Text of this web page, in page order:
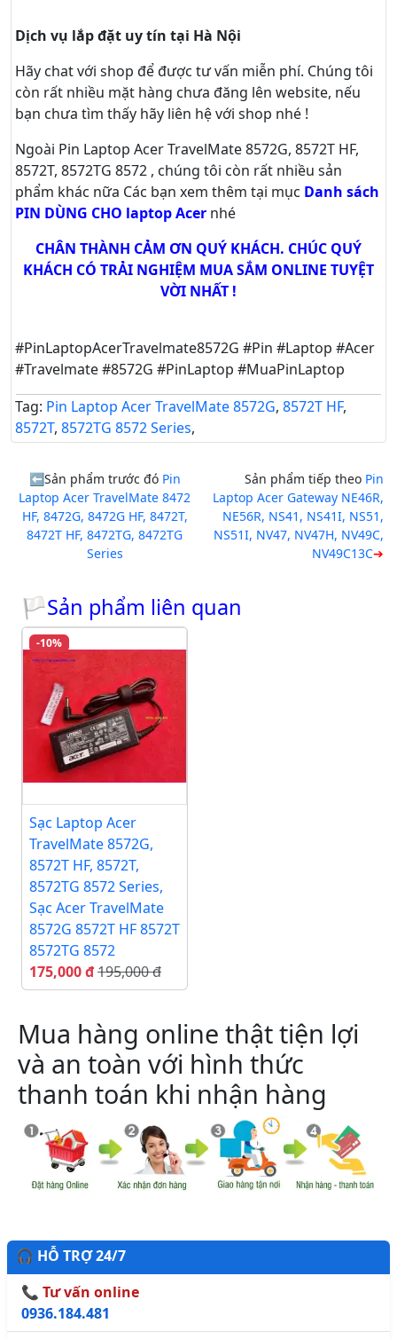
Dịch vụ lắp đặt uy tín tại Hà Nội
Hãy chatvới shop để được tư vấn miễn phí. Chúng tôi
còn rất nhiều mặt hàng chưa đăng lên website, nếu
bạn chưa tìm thấy hãy liên hệ với shop nhé !
Ngoài Pin Laptop Acer TravelMate 8572G, 8572T HF,
8572T, 8572TG 8572 , chúng tôi còn rất nhiều sản
phẩm khác nữa Các bạn xem thêm tại mục Danh sách
PIN DÙNG CHO laptop Acer nhé
CHÂN THÀNH CẢM ƠN QUÝ KHÁCH. CHÚC QUÝ
KHÁCH CÓ TRẢI NGHIỆM MUA SẮM ONLINE TUYỆT
VỜI NHẤT !
#PinLaptopAcerTravelmate8572G #Pin #Laptop #Acer
#Travelmate #8572G #PinLaptop #MuaPinLaptop
Tag: Pin Laptop Acer TravelMate 8572G, 8572T HF,
8572T, 8572TG 8572 Series,
Sản phẩm trước đó Pin
Laptop Acer TravelMate 8472
HF, 8472G, 8472G HF, 8472T,
8472T HF, 8472TG, 8472TG
Series
Sản phẩm tiếp theo Pin
Laptop Acer Gateway NE46R,
NE56R, NS41, NS41I, NS51,
NS51I, NV47, NV47H, NV49C,
NV49C13C
🏳Sản phẩm liên quan
-10%
Sạc Laptop Acer
TravelMate 8572G,
8572T HF, 8572T,
8572TG 8572 Series,
Sạc Acer TravelMate
8572G 8572T HF 8572T
8572TG 8572
175,000 đ195,000 đ
Mua hàng online thật tiện lợi
và an toàn với hình thức
thanh toán khi nhận hàng
🎧 HỖ TRỢ 24/7
📞 Tư vấn online
0936.184.481